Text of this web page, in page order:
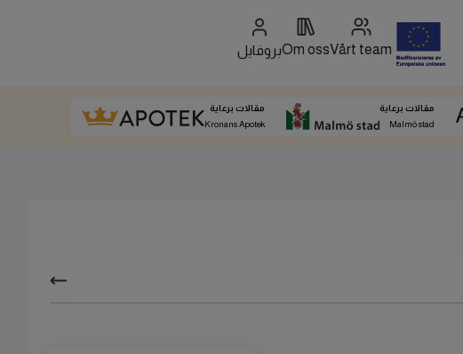
Vårt team
Om ossبروفايل
مقالات برعاية
Malmö stad
مقالات برعاية
Kronans Apotek